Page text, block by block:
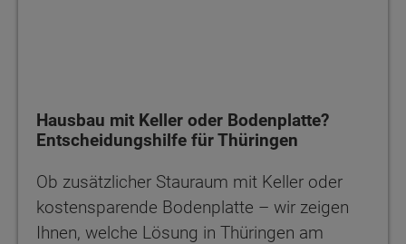
Hausbau mit Keller oder Bodenplatte?
Entscheidungshilfe für Thüringen
Ob zusätzlicher Stauraum mit Keller oder
kostensparende Bodenplatte – wir zeigen
Ihnen, welche Lösung in Thüringen am